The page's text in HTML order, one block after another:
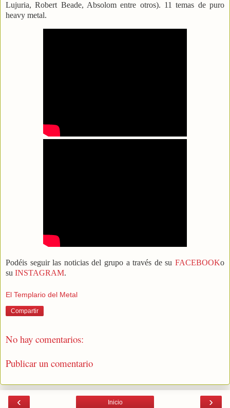
Lujuria, Robert Beade, Absolom entre otros). 11 temas de puro
heavy metal.
Podéis seguir las noticias del grupo a través de su FACEBOOKo
su INSTAGRAM.
El Templario del Metal
Compartir
No hay comentarios:
Publicar un comentario
‹ ›
Inicio